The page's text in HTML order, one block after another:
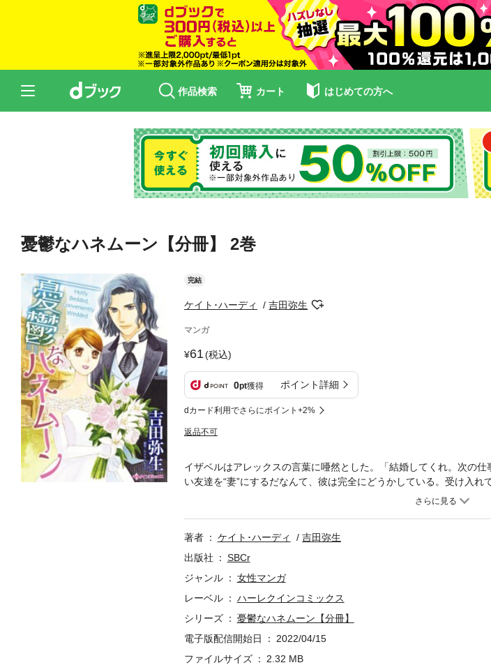
作品検索 カート はじめての方へ
憂鬱なハネムーン【分冊】 2巻
完結
ケイト･ハーディ 吉田弥生
マンガ
61(税込)
0pt獲得 ポイント詳細
dカード利用でさらにポイント+2%
返品不可
イザベルはアレックスの言葉に唖然とした。「結婚してくれ。次の
い友達を“妻”にするだなんて、彼は完全にどうかしている。受け入
僕にはイザベルが必要だ。大好きな友達のイザベルなら信頼できる
著者 ケイト･ハーディ
吉田弥生
出版社
SBCr
ジャンル
女性マンガ
レーベル
ハーレクインコミックス
シリーズ
憂鬱なハネムーン【分冊】
電子版配信開始日
2022/04/15
ファイルサイズ
2.32 MB